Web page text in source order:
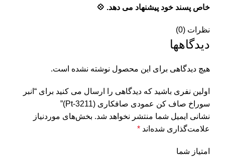
خاص پسند خود پیشنهاد می دهد. 💠
نظرات (0)
دیدگاهها
هیچ دیدگاهی برای این محصول نوشته نشده است.
اولین نفری باشید که دیدگاهی را ارسال می کنید برای “انبر
سوراخ صاف کن عمودی صافکاری (Pt-3211)”
نشانی ایمیل شما منتشر نخواهد شد. بخش‌های موردنیاز
علامت‌گذاری شده‌اند *
امتیاز شما